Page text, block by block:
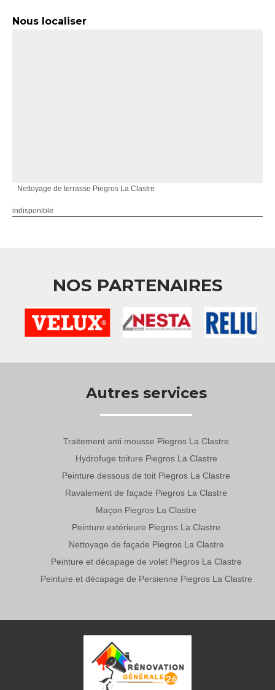
Nous localiser
Nettoyage de terrasse Piegros La Clastre
indisponible
NOS PARTENAIRES
Autres services
Traitement anti mousse Piegros La Clastre
Hydrofuge toiture Piegros La Clastre
Peinture dessous de toit Piegros La Clastre
Ravalement de façade Piegros La Clastre
Maçon Piegros La Clastre
Peinture extérieure Piegros La Clastre
Nettoyage de façade Piegros La Clastre
Peinture et décapage de volet Piegros La Clastre
Peinture et décapage de Persienne Piegros La Clastre